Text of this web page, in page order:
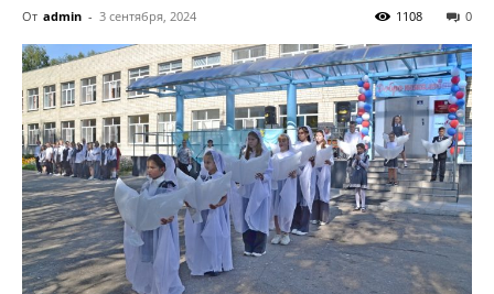
От admin - 3 сентября, 2024 0
1108